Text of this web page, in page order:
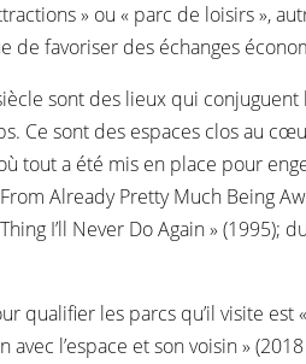
» ou « parc de loisirs »,
de favoriser des échanges
sont des lieux qui conjuguent
Ce sont des espaces clos au
tout a été mis en place pour
Already Pretty Much Being
I’ll Never Do Again » (1995);
les parcs qu’il visite est
l’espace et son voisin »